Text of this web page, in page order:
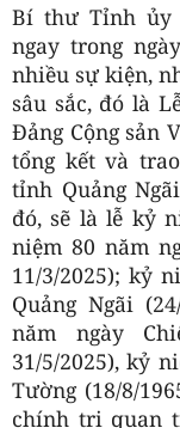
Bí thư Tỉnh ủy
ngay trong
nhiều sự kiện,
sâu sắc, đó là
Đảng Cộng sản
tổng kết và
tỉnh Quảng
đó, sẽ là lễ kỷ
niệm 80 năm
11/3/2025); kỷ
Quảng Ngãi
năm ngày
31/5/2025), kỷ
Tường (18/8/
chính trị quan